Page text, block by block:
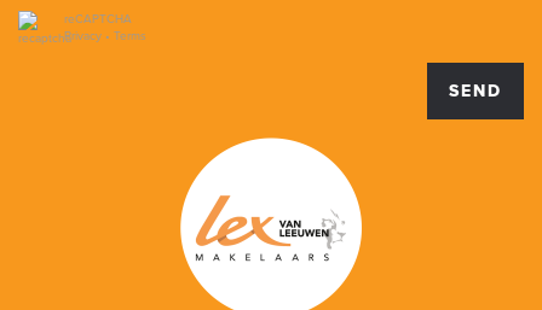
reCAPTCHA
Privacy • Terms
SEND